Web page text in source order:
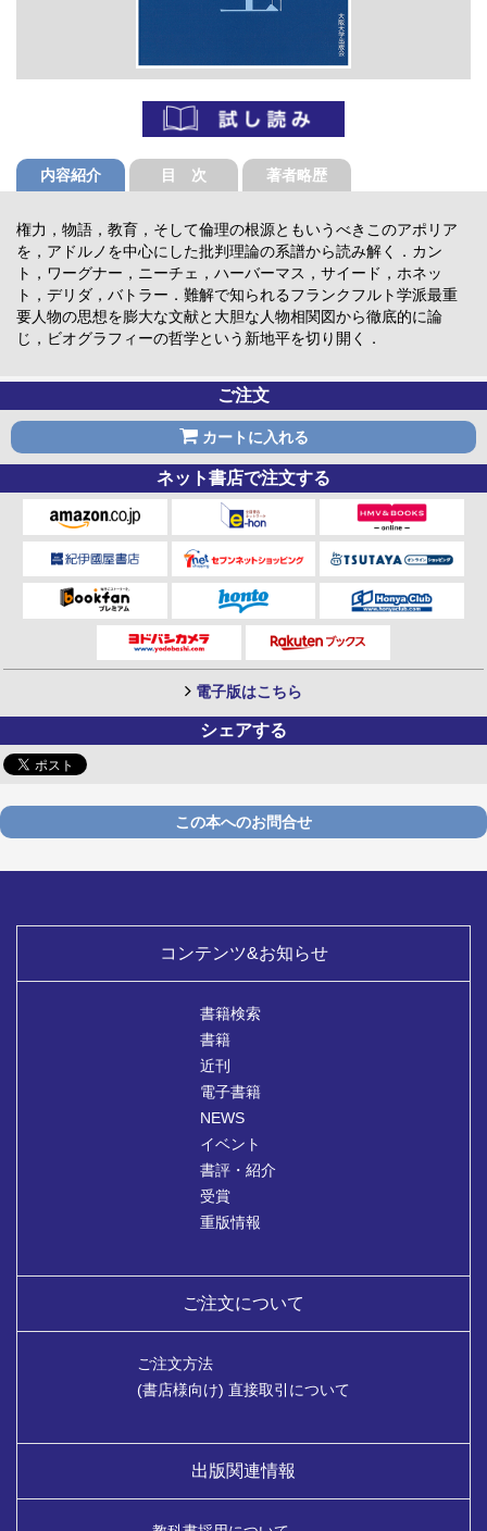
内容紹介 目 次 著者略歴
権力，物語，教育，そして倫理の根源ともいうべきこのアポリア
を，アドルノを中心にした批判理論の系譜から読み解く．カン
ト，ワーグナー，ニーチェ，ハーバーマス，サイード，ホネッ
ト，デリダ，バトラー．難解で知られるフランクフルト学派最重
要人物の思想を膨大な文献と大胆な人物相関図から徹底的に論
じ，ビオグラフィーの哲学という新地平を切り開く．
ご注文
カートに入れる
ネット書店で注文する
電子版はこちら
シェアする
この本へのお問合せ
コンテンツ&お知らせ
書籍検索
書籍
近刊
電子書籍
NEWS
イベント
書評・紹介
受賞
重版情報
ご注文について
ご注文方法
(書店様向け) 直接取引について
出版関連情報